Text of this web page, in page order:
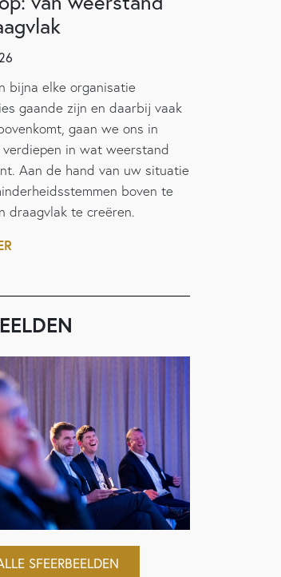
bijna elke organisatie
gaande zijn en daarbij vaak
gaan we ons in
verdiepen in wat weerstand
Aan de hand van uw situatie
boven te
draagvlak te creëren.
SFEERBEELDEN